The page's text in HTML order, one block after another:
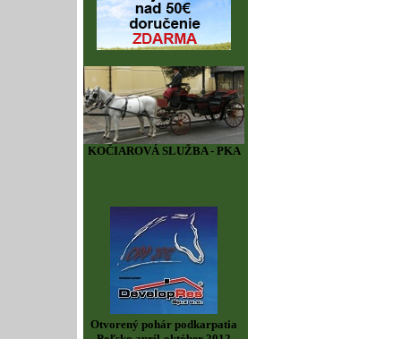
KOČIAROVÁ SLUŽBA - PKA
Otvorený pohár podkarpatia